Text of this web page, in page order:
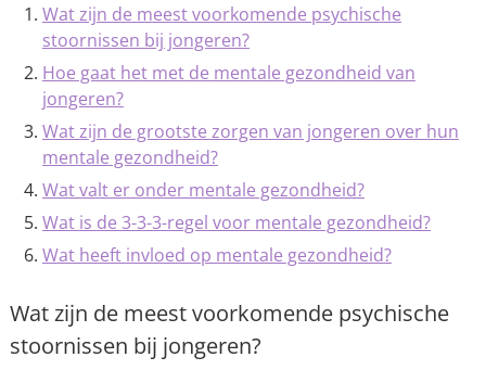
Wat zijn de meest voorkomende psychische
stoornissen bij jongeren?
Hoe gaat het met de mentale gezondheid van
jongeren?
Wat zijn de grootste zorgen van jongeren over hun
mentale gezondheid?
Wat valt er onder mentale gezondheid?
Wat is de 3-3-3-regel voor mentale gezondheid?
Wat heeft invloed op mentale gezondheid?
Wat zijn de meest voorkomende psychische
stoornissen bij jongeren?